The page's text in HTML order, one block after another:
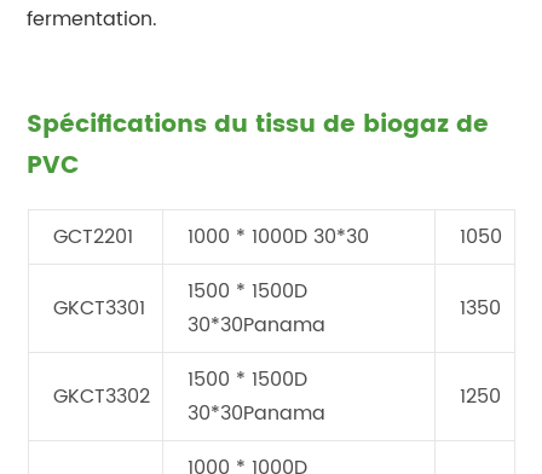
fermentation.
Spécifications du tissu de biogaz de
PVC
GCT2201 1000 * 1000D 30*30 1050
GKCT3301
1500 * 1500D
30*30Panama
1350
GKCT3302
1500 * 1500D
30*30Panama
1250
1000 * 1000D